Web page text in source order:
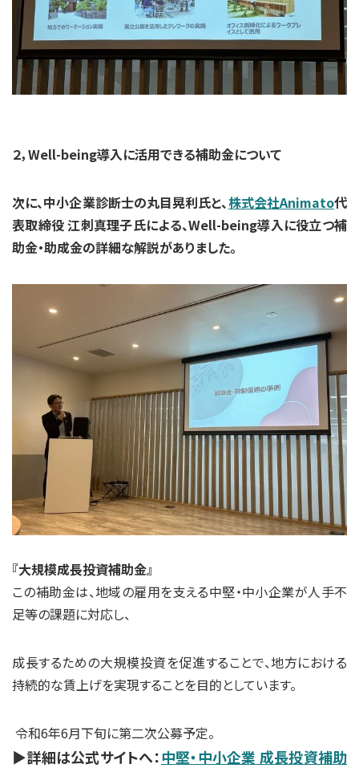
２，Well-being導入に活用できる補助金について
次に、中小企業診断士の丸目晃利氏と、株式会社Animato代
表取締役 江刺真理子氏による、Well-being導入に役立つ補
助金・助成金の詳細な解説がありました。
『大規模成長投資補助金』
この補助金は、地域の雇用を支える中堅・中小企業が人手不
足等の課題に対応し、
成長するための大規模投資を促進することで、地方における
持続的な賃上げを実現することを目的としています。
令和6年6月下旬に第二次公募予定。
▶詳細は公式サイトへ：中堅・中小企業 成長投資補助